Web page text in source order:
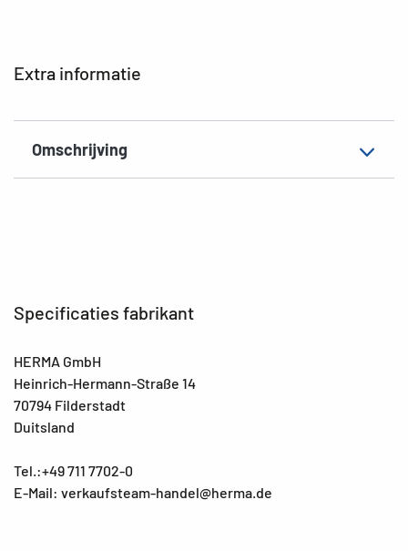
Extra informatie
Omschrijving
Specificaties fabrikant
HERMA GmbH
Heinrich-Hermann-Straße 14
70794 Filderstadt
Duitsland
Tel.:+49 711 7702-0
E-Mail: verkaufsteam-handel@herma.de